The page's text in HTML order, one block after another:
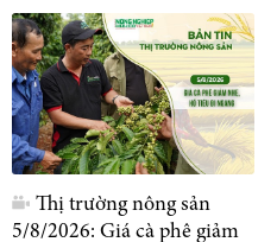
Thị trường nông sản
5/8/2026: Giá cà phê giảm